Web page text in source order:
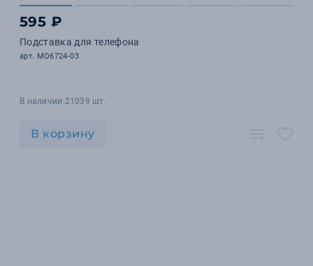
595 ₽
Подставка для телефона
арт. MO6724-03
В наличии 21039 шт.
В корзину